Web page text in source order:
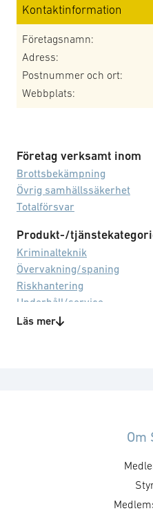
Kontaktinformation
Företagsnamn:
Adress:
Postnummer och ort:
Webbplats:
Företag verksamt inom
Brottsbekämpning
Övrig samhällssäkerhet
Totalförsvar
Produkt-/
Kriminalteknik
Övervakning/spaning
Riskhantering
Underhåll/service
Läs mer
Om